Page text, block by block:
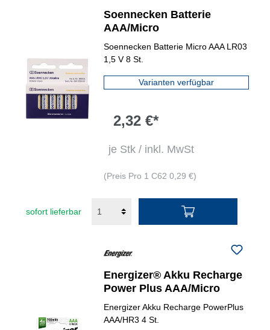
Soennecken Batterie
AAA/Micro
Soennecken Batterie Micro AAA LR03
1,5 V 8 St.
Varianten verfügbar
2,32 €*
je Stk / inkl. MwSt
(Preis Pro 1 C62 0,29 €)
sofort lieferbar
Energizer® Akku Recharge
Power Plus AAA/Micro
Energizer Akku Recharge PowerPlus
AAA/HR3 4 St.